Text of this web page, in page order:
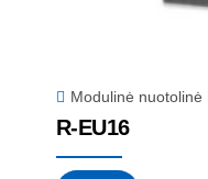
Modulinė nuotolinė
R-EU16